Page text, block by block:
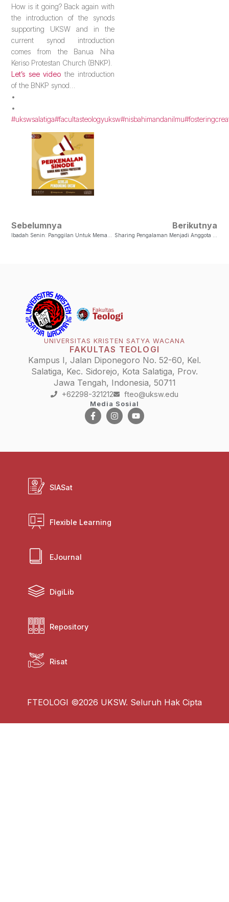
How is it going? Back again with
the introduction of the synods
supporting UKSW and in the
current synod introduction
comes from the Banua Niha
Keriso Protestan Church (BNKP).
Let’s see videothe introduction
of the BNKP synod…
•
•
#ukswsalatiga#facultasteologyuksw#nisbahimandanilmu
Sebelumnya Berikutnya
UNIVERSITAS KRISTEN SATYA WACANA
FAKULTAS TEOLOGI
Kampus I, Jalan Diponegoro No. 52-60, Kel.
Salatiga, Kec. Sidorejo, Kota Salatiga, Prov.
Jawa Tengah, Indonesia, 50711
+62298-321212 fteo@uksw.edu
Media Sosial
SIASat
Flexible Learning
EJournal
DigiLib
Repository
Risat
FTEOLOGI ©2026 UKSW. Seluruh Hak Cipta